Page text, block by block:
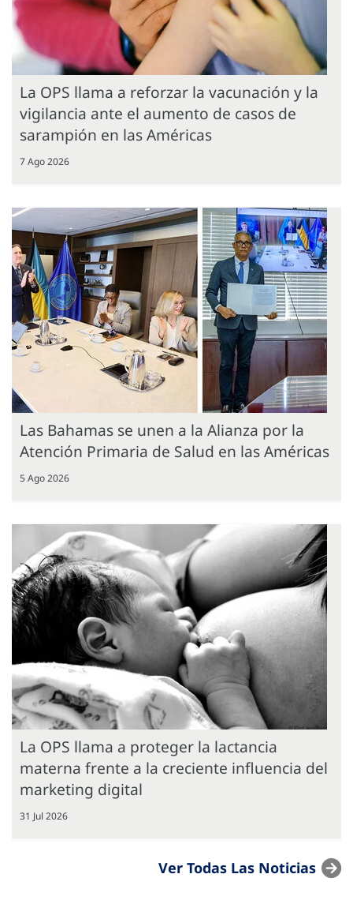
La OPS llama a reforzar la vacunación y la
vigilancia ante el aumento de casos de
sarampión en las Américas
7 Ago 2026
Las Bahamas se unen a la Alianza por la
Atención Primaria de Salud en las Américas
5 Ago 2026
La OPS llama a proteger la lactancia
materna frente a la creciente influencia del
marketing digital
31 Jul 2026
Ver Todas Las Noticias